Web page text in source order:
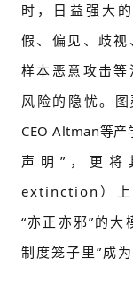
时，日益强大
假、偏见、歧
样本恶意攻击
风险的隐忧。
CEO Altman等产
声明”，更将
extinction）上
“亦正亦邪”的大
制度笼子里”成